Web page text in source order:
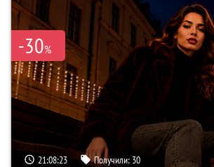
-30%
21:08:21 Получили: 30